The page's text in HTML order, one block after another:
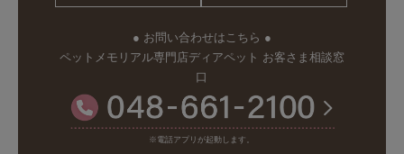
● お問い合わせはこちら ●
ペットメモリアル専門店ディアペット お客さま相談窓
口
※電話アプリが起動します。